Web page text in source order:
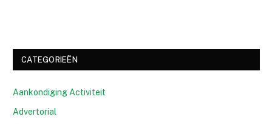
CATEGORIEËN
Aankondiging Activiteit
Advertorial